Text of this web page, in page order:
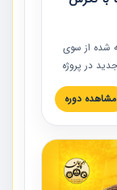
شده از سوی
در پروژه
قراردادی
ارائه شد.
است.
مشاهده دوره